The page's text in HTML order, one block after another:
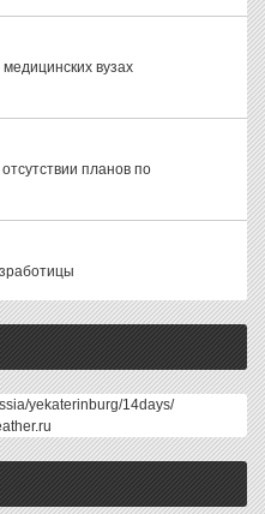
вузах
планов по
yekaterinburg/14days/